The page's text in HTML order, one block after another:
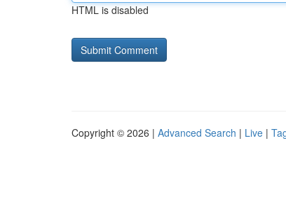
HTML is disabled
Copyright © 2026 | Advanced Search | Live |